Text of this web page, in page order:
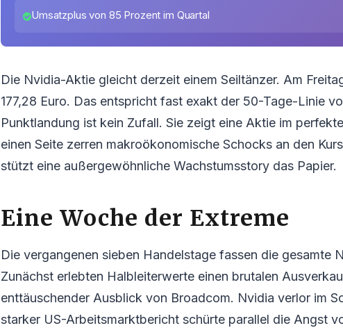
Umsatzplus von 85 Prozent im Quartal
Die Nvidia-Aktie gleicht derzeit einem Seiltänzer. Am
177,28 Euro. Das entspricht fast exakt der 50-Tage-Linie
Punktlandung ist kein Zufall. Sie zeigt eine Aktie im
einen Seite zerren makroökonomische Schocks an den
stützt eine außergewöhnliche Wachstumsstory das Papier.
Eine Woche der Extreme
Die vergangenen sieben Handelstage fassen die gesamte
Zunächst erlebten Halbleiterwerte einen brutalen
enttäuschender Ausblick von Broadcom. Nvidia verlor im
starker US-Arbeitsmarktbericht schürte parallel die Angst